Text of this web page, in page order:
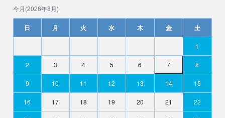
今月(2026年8月)
日 月 火 水 木 金 土
1
2 3 4 5 6 7 8
9 10 11 12 13 14 15
16 17 18 19 20 21 22